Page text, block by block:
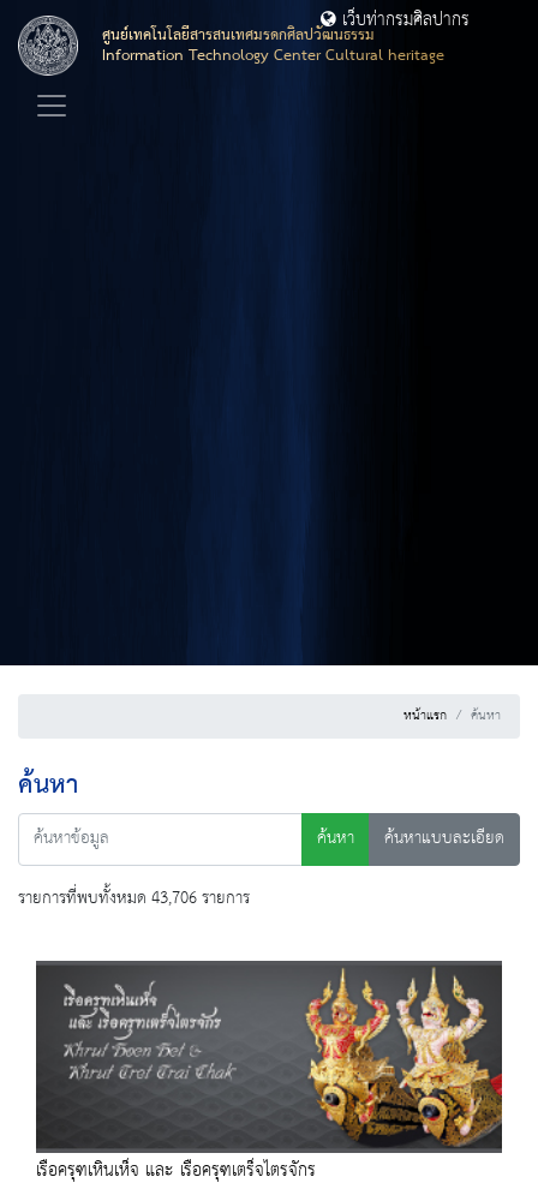
ศูนย์เทคโนโลยีสารสนเทศมรดกศิลปวัฒนธรรม
Information Technology Center Cultural heritage
เว็บท่ากรมศิลปากร
หน้าแรก ค้นหา
ค้นหา
ค้นหา
ค้นหาแบบละเอียด
รายการที่พบทั้งหมด 43,706 รายการ
เรือครุฑเหินเห็จ และ เรือครุฑเตร็จไตรจักร